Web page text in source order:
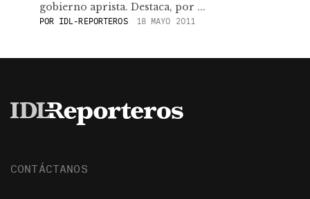
gobierno aprista. Destaca, por ...
POR IDL-REPORTEROS 18 MAYO 2011
CONTÁCTANOS